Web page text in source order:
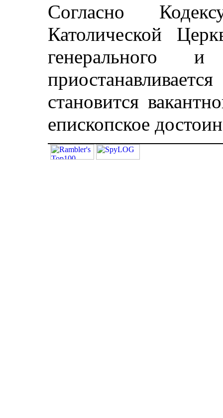
Согласно
Католической
генерального и
становится
епископское